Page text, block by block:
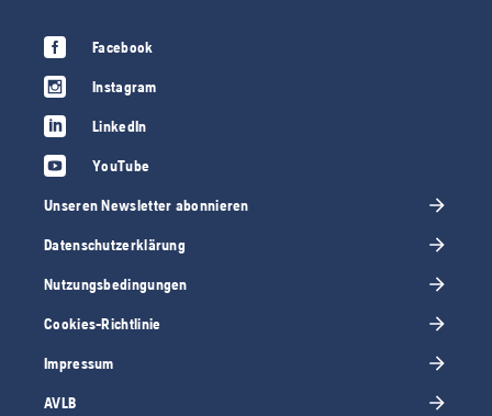
Facebook
Instagram
LinkedIn
YouTube
Unseren Newsletter abonnieren
Datenschutzerklärung
Nutzungsbedingungen
Cookies-Richtlinie
Impressum
AVLB